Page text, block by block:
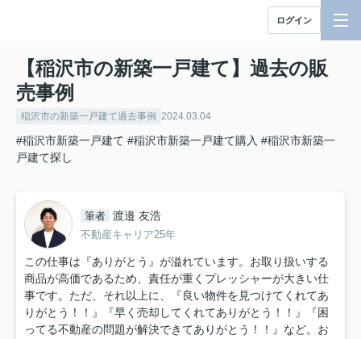
ログイン
【稲沢市の新築一戸建て】過去の販
売事例
稲沢市の新築一戸建て過去事例 2024.03.04
#稲沢市新築一戸建て #稲沢市新築一戸建て購入 #稲沢市新築一
戸建て探し
筆者 渡邉 友浩
不動産キャリア25年
この仕事は『ありがとう』が溢れています。お取り扱いする
商品が高価であるため、責任が重くプレッシャーが大きい仕
事です。ただ、それ以上に、『良い物件を見つけてくれてあ
りがとう！！』『早く売却してくれてありがとう！！』『困
ってる不動産の問題が解決できてありがとう！！』など。お